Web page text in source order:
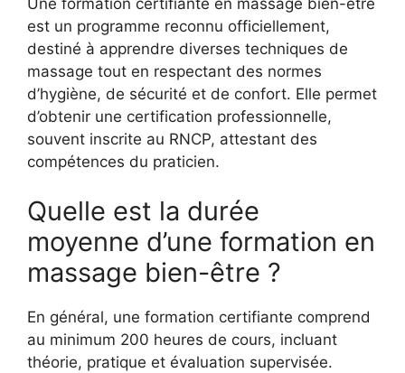
est un programme reconnu officiellement,
destiné à apprendre diverses techniques de
massage tout en respectant des normes
d’hygiène, de sécurité et de confort. Elle permet
d’obtenir une certification professionnelle,
souvent inscrite au RNCP, attestant des
compétences du praticien.
Quelle est la durée
moyenne d’une formation en
massage bien-être ?
En général, une formation certifiante comprend
au minimum 200 heures de cours, incluant
théorie, pratique et évaluation supervisée.